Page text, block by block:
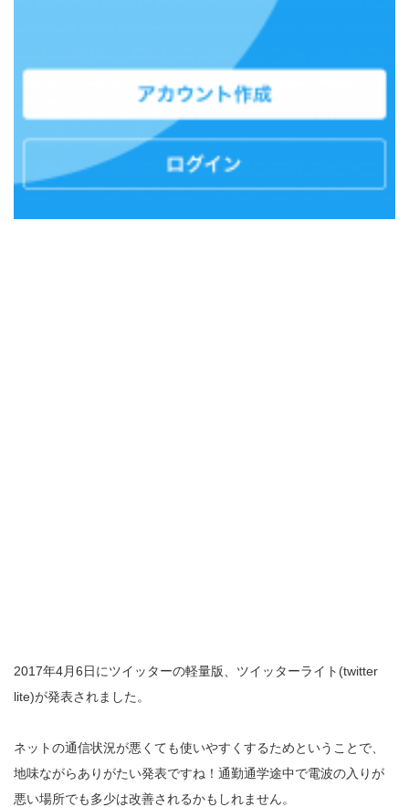
2017年4月6日にツイッターの軽量版、ツイッターライト(twitter
lite)が発表されました。
ネットの通信状況が悪くても使いやすくするためということで、
地味ながらありがたい発表ですね！通勤通学途中で電波の入りが
悪い場所でも多少は改善されるかもしれません。